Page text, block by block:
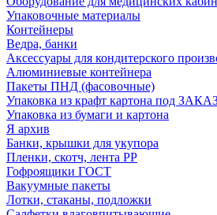
Упаковочные материалы
Контейнеры
Ведра, банки
Аксессуары для кондитерского
Алюминиевые контейнера
Пакеты ПНД (фасовочные)
Упаковка из крафт картона под
Упаковка из бумаги и картона
Я архив
Банки, крышки для укупора
Пленки, скотч, лента РР
Гофроящики ГОСТ
Вакуумные пакеты
Лотки, стаканы, подложки